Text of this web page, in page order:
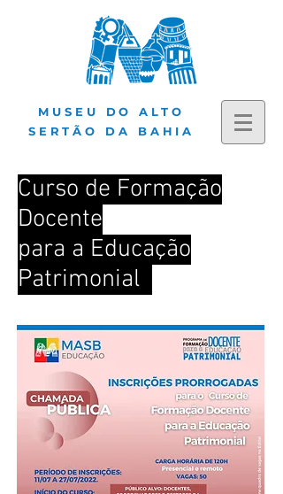
MUSEU DO ALTO
SERTÃO DA BAHIA
Curso de Formação
Docente
para a Educação
Patrimonial